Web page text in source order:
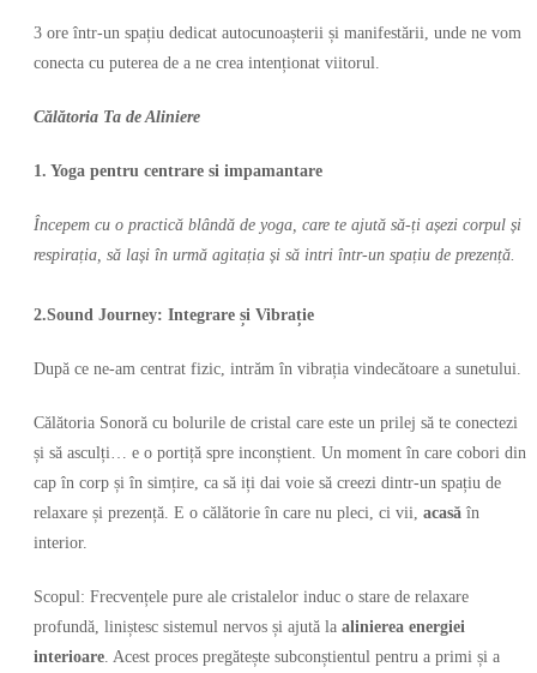
3 ore într-un spațiu dedicat autocunoașterii și manifestării, unde ne vom
conecta cu puterea de a ne crea intenționat viitorul.
Călătoria Ta de Aliniere
1. Yoga pentru centrare si impamantare
Începem cu o practică blândă de yoga, care te ajută să-ți așezi corpul și
respirația, să lași în urmă agitația și să intri într-un spațiu de prezență.
2.⁠Sound Journey: Integrare și Vibrație
După ce ne-am centrat fizic, intrăm în vibrația vindecătoare a sunetului.
Călătoria Sonoră cu bolurile de cristal care este un prilej să te conectezi
și să asculți… e o portiță spre inconștient. Un moment în care cobori din
cap în corp și în simțire, ca să iți dai voie să creezi dintr-un spațiu de
relaxare și prezență. E o călătorie în care nu pleci, ci vii, acasă în
interior.
Scopul: Frecvențele pure ale cristalelor induc o stare de relaxare
profundă, liniștesc sistemul nervos și ajută la alinierea energiei
interioare. Acest proces pregătește subconștientul pentru a primi și a